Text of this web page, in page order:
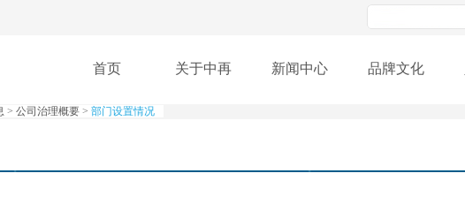
首页 关于中再 新闻中心 品牌文化
> 公司治理概要 > 部门设置情况